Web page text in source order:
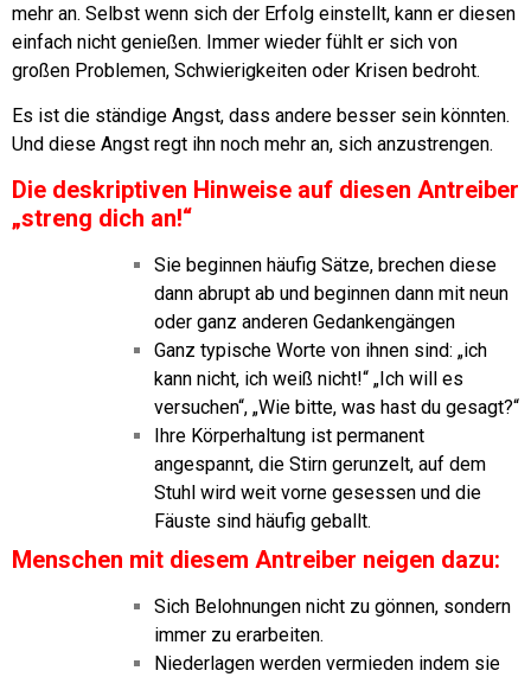
mehr an. Selbst wenn sich der Erfolg einstellt, kann er diesen
einfach nicht genießen. Immer wieder fühlt er sich von
großen Problemen, Schwierigkeiten oder Krisen bedroht.
Es ist die ständige Angst, dass andere besser sein könnten.
Und diese Angst regt ihn noch mehr an, sich anzustrengen.
Die deskriptiven Hinweise auf diesen Antreiber
„streng dich an!“
Sie beginnen häufig Sätze, brechen diese
dann abrupt ab und beginnen dann mit neun
oder ganz anderen Gedankengängen
Ganz typische Worte von ihnen sind: „ich
kann nicht, ich weiß nicht!“ „Ich will es
versuchen“, „Wie bitte, was hast du gesagt?“
Ihre Körperhaltung ist permanent
angespannt, die Stirn gerunzelt, auf dem
Stuhl wird weit vorne gesessen und die
Fäuste sind häufig geballt.
Menschen mit diesem Antreiber neigen dazu:
Sich Belohnungen nicht zu gönnen, sondern
immer zu erarbeiten.
Niederlagen werden vermieden indem sie